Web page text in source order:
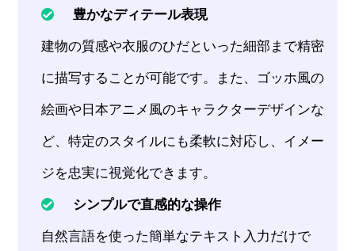
豊かなディテール表現
建物の質感や衣服のひだといった細部まで精密
に描写することが可能です。また、ゴッホ風の
絵画や日本アニメ風のキャラクターデザインな
ど、特定のスタイルにも柔軟に対応し、イメー
ジを忠実に視覚化できます。
シンプルで直感的な操作
自然言語を使った簡単なテキスト入力だけで